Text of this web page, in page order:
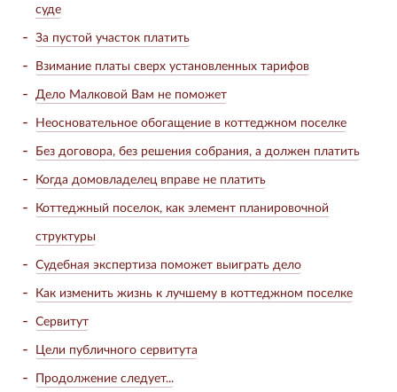
суде
За пустой участок платить
Взимание платы сверх установленных тарифов
Дело Малковой Вам не поможет
Неосновательное обогащение в коттеджном поселке
Без договора, без решения собрания, а должен платить
Когда домовладелец вправе не платить
Коттеджный поселок, как элемент планировочной
структуры
Судебная экспертиза поможет выиграть дело
Как изменить жизнь к лучшему в коттеджном поселке
Сервитут
Цели публичного сервитута
Продолжение следует...